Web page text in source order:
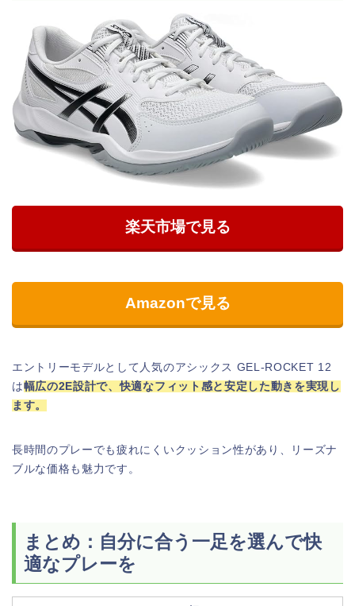
楽天市場で見る
Amazonで見る
エントリーモデルとして人気のアシックス GEL‑ROCKET 12
は幅広の2E設計で、快適なフィット感と安定した動きを実現し
ます。
長時間のプレーでも疲れにくいクッション性があり、リーズナ
ブルな価格も魅力です。
まとめ：自分に合う一足を選んで快
適なプレーを